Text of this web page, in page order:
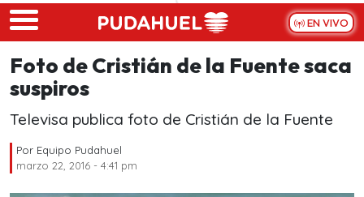
Skip to main content
EN VIVO
Foto de Cristián de la Fuente saca
suspiros
Televisa publica foto de Cristián de la Fuente
Por Equipo Pudahuel
marzo 22, 2016 - 4:41 pm